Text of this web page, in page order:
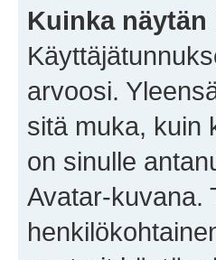
Kuinka
arvoosi.
sitä muka, kuin
on sinulle
Avatar-kuvana.